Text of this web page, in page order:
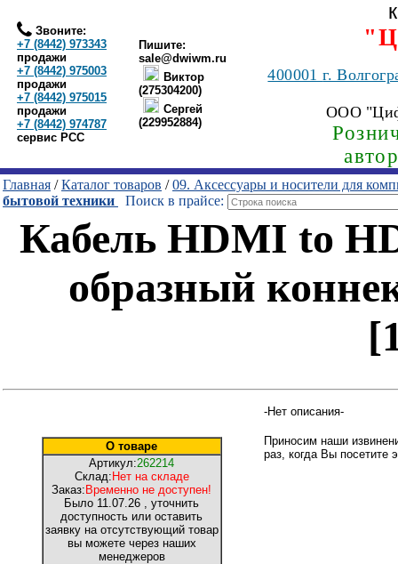
Звоните:
+7 (8442) 973343
продажи
+7 (8442) 975003
продажи
+7 (8442) 975015
продажи
+7 (8442) 974787
сервис РСС
Пишите:
sale@dwiwm.ru
Виктор
(275304200)
Сергей
(229952884)
400001г.
ООО
Главная /Каталог товаров /09. Аксессуары и носители для
бытовой техники
Поиск в прайсе:
Кабель HDMI to
образный
О товаре
Артикул:262214
Склад: Нет на складе
Заказ: Временно не доступен!
Было 11.07.26 , уточнить
доступность или оставить
заявку на отсутствующий товар
вы можете через наших
менеджеров
-Нет описания-
Приносим наши
раз, когда Вы посетите